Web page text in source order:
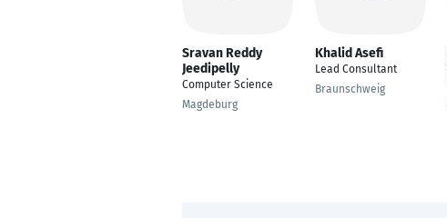
Sravan Reddy
Jeedipelly
Computer Science
Magdeburg
Khalid Asefi
Lead Consultant
Braunschweig